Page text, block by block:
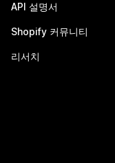
API 설명서
Shopify 커뮤니티
리서치